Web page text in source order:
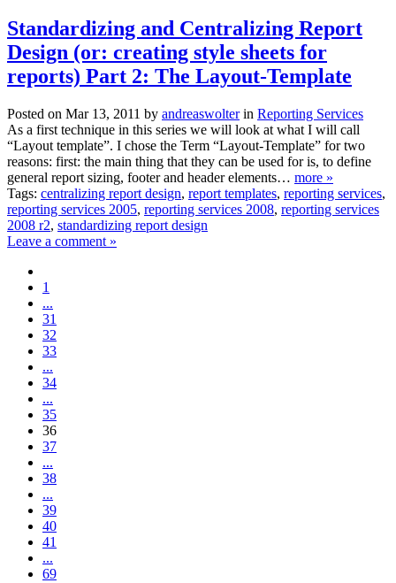
Standardizing and Centralizing Report
Design (or: creating style sheets for
reports) Part 2: The Layout-Template
Posted on Mar 13, 2011 by andreaswolterin Reporting Services
As a first technique in this series we will look at what I will call
“Layout template”. I chose the Term “Layout-Template” for two
reasons: first: the main thing that they can be used for is, to define
general report sizing, footer and header elements… more »
Tags: centralizing report design, report templates, reporting services,
reporting services 2005, reporting services 2008, reporting services
2008 r2, standardizing report design
Leave a comment »
1
...
31
32
33
...
34
...
35
36
37
...
38
...
39
40
41
...
69